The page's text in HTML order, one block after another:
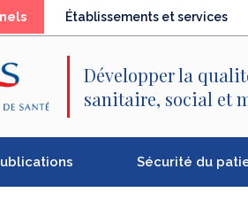
(élémentÉtablissements et services
Développer la
sanitaire, social et
Sécurité du